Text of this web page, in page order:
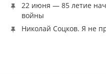
22 июня — 85 летие
войны
Николай Соцков. Я не